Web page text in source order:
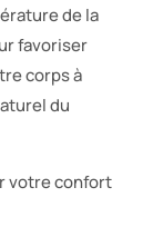
de la
favoriser
corps à
du
votre confort